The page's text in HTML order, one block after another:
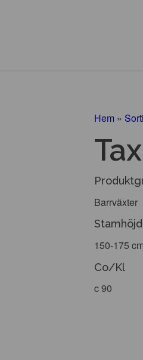
Hem »
Barrväxter
Stamhöjd
150-175 cm
Co/Kl
c 90